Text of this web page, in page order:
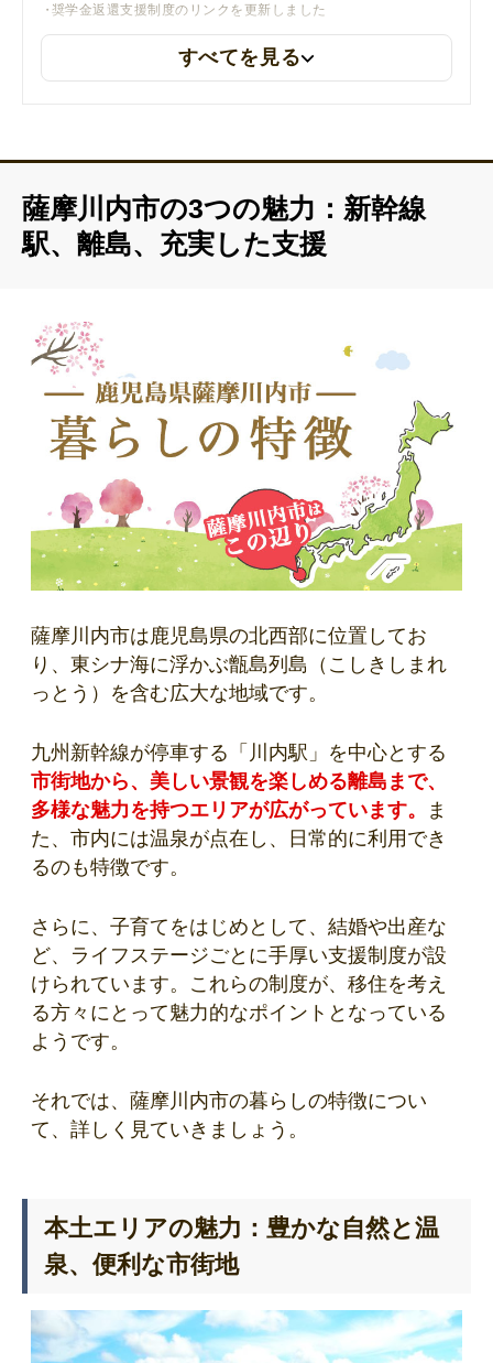
奨学金返還支援制度のリンクを更新しました
すべてを見る
薩摩川内市の3つの魅力：新幹線
駅、離島、充実した支援
薩摩川内市は鹿児島県の北西部に位置してお
り、東シナ海に浮かぶ甑島列島（こしきしまれ
っとう）を含む広大な地域です。
九州新幹線が停車する「川内駅」を中心とする
市街地から、美しい景観を楽しめる離島まで、
多様な魅力を持つエリアが広がっています。
ま
た、市内には温泉が点在し、日常的に利用でき
るのも特徴です。
さらに、子育てをはじめとして、結婚や出産な
ど、ライフステージごとに手厚い支援制度が設
けられています。これらの制度が、移住を考え
る方々にとって魅力的なポイントとなっている
ようです。
それでは、薩摩川内市の暮らしの特徴につい
て、詳しく見ていきましょう。
本土エリアの魅力：豊かな自然と温
泉、便利な市街地